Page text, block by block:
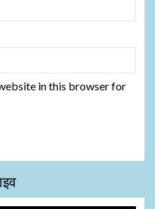
in this browser for